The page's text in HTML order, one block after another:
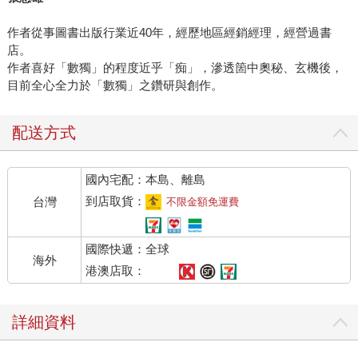
作者從事圖書出版行業近40年，經歷地區經銷經理，經營過書
店。
作者喜好「數獨」的程度近乎「痴」，滲透箇中奧秘、玄機後，
目前全心全力於「數獨」之鑽研與創作。
配送方式
台灣
國內宅配：本島、離島
到店取貨：
不限金額免運費
海外
國際快遞：全球
港澳店取：
詳細資料